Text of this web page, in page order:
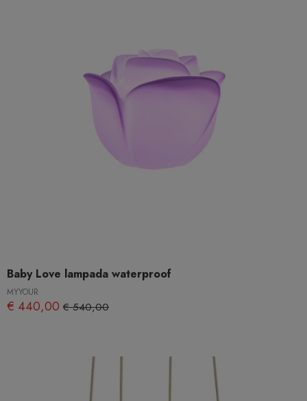
Baby Love lampada waterproof
MYYOUR
€ 440,00 € 540,00